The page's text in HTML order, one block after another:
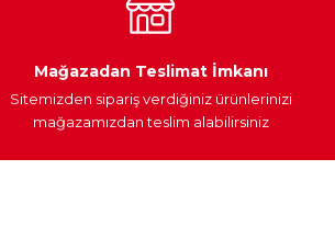
Yedek Parça
Mağazadan Teslimat İmkanı
Sitemizden sipariş verdiğiniz ürünlerinizi
mağazamızdan teslim alabilirsiniz